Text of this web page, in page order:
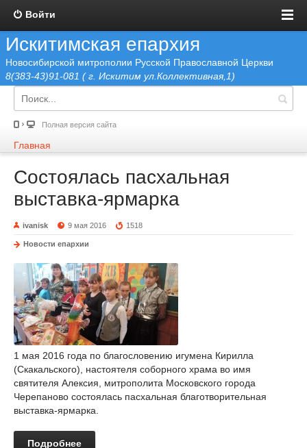
Войти
Искитимская епархия
Новосибирской митрополии Русской Православной Церкви
8(383-43)91-081 ( г. Искитим ул.Коллективная,1)
Полная версия сайта
Главная
Состоялась пасхальная
выставка-ярмарка
ivanisk 9 мая 2016 1518
Новости епархии
1 мая 2016 года по благословению игумена Кирилла
(Скакальского), настоятеля соборного храма во имя
святителя Алексия, митрополита Московского города
Черепаново состоялась пасхальная благотворительная
выставка-ярмарка.
Подробнее